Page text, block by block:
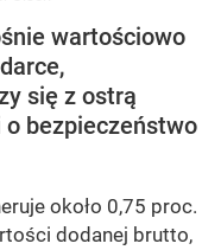
wartościowo
się z ostrą
bezpieczeństwo
około 0,75 proc.
dodanej brutto,